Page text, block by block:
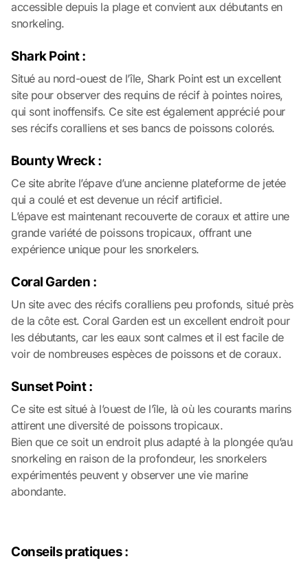
accessible depuis la plage et convient aux débutants en
snorkeling.
Shark Point :
Situé au nord-ouest de l’île, Shark Point est un excellent
site pour observer des requins de récif à pointes noires,
qui sont inoffensifs. Ce site est également apprécié pour
ses récifs coralliens et ses bancs de poissons colorés.
Bounty Wreck :
Ce site abrite l’épave d’une ancienne plateforme de jetée
qui a coulé et est devenue un récif artificiel.
L’épave est maintenant recouverte de coraux et attire une
grande variété de poissons tropicaux, offrant une
expérience unique pour les snorkelers.
Coral Garden :
Un site avec des récifs coralliens peu profonds, situé près
de la côte est. Coral Garden est un excellent endroit pour
les débutants, car les eaux sont calmes et il est facile de
voir de nombreuses espèces de poissons et de coraux.
Sunset Point :
Ce site est situé à l’ouest de l’île, là où les courants marins
attirent une diversité de poissons tropicaux.
Bien que ce soit un endroit plus adapté à la plongée qu’au
snorkeling en raison de la profondeur, les snorkelers
expérimentés peuvent y observer une vie marine
abondante.
Conseils pratiques :